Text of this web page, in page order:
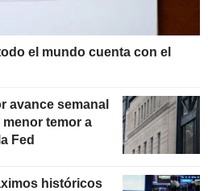
el mundo cuenta con el
avance semanal
temor a
Fed
históricos